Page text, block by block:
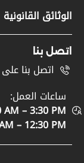
مواد صحفية
وظائف
تسجيل الموردين
خريطة الموقع
الدعم والمساعدة
اتصل بنا
المشاركة الرقمية
الوثائق القانونية
سياسة حقوق
إخلاء المسؤولية
سياسة إمكانية
سياسة
الأحكام والشروط
اتصل بنا
اتصل بنا على
ساعات العمل:
– 3:30 PM
– 12:30 PM